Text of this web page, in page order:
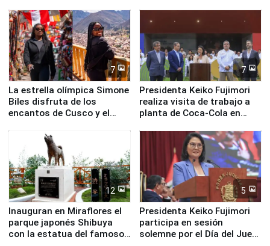
7
La estrella olímpica Simone
Biles disfruta de los
encantos de Cusco y el
7
Presidenta Keiko Fujimori
realiza visita de trabajo a
planta de Coca-Cola en
12
Inauguran en Miraflores el
parque japonés Shibuya
con la estatua del famoso
5
Presidenta Keiko Fujimori
participa en sesión
solemne por el Día del Juez